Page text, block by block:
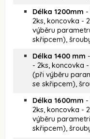
Délka 1200mm -
2ks, koncovka -
výběru
skřipcem),
Délka 1400 mm
- 2ks, koncovka
(při výběru
se skřipcem),
Délka 1600mm -
2ks, koncovka -
výběru
skřipcem),